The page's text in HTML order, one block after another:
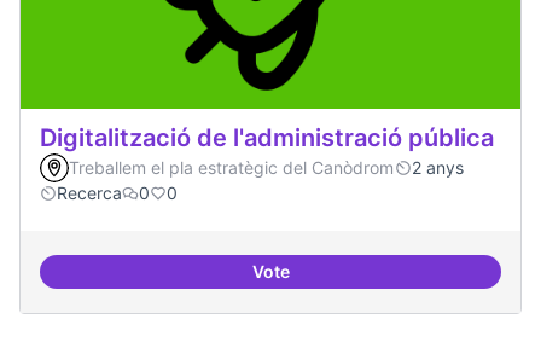
Digitalització de l'administració pública
Treballem el pla estratègic del Canòdrom
2 anys
Recerca
0 0
VoteDigitalització de l'administració